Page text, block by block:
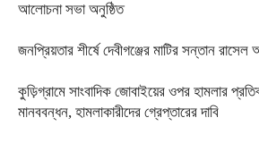
আলোচনা সভা অনুষ্ঠিত
জনপ্রিয়তার শীর্ষে দেবীগঞ্জের মাটির সন্তান
কুড়িগ্রামে সাংবাদিক জোবাইয়ের ওপর হামলার
মানববন্ধন, হামলাকারীদের গ্রেপ্তারের দাবি